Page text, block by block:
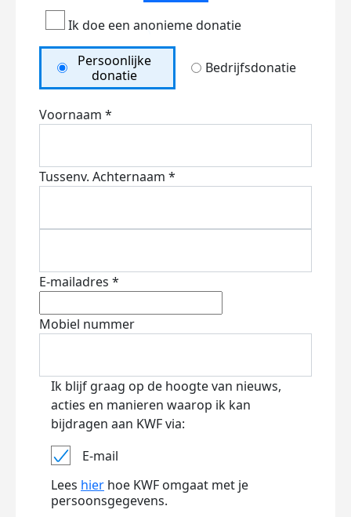
Ik doe een anonieme donatie
Persoonlijke
donatie
Bedrijfsdonatie
Voornaam *
Tussenv. Achternaam *
E-mailadres *
Mobiel nummer
Ik blijf graag op de hoogte van nieuws,
acties en manieren waarop ik kan
bijdragen aan KWF via:
E-mail
Lees hier hoe KWF omgaat met je
persoonsgegevens.